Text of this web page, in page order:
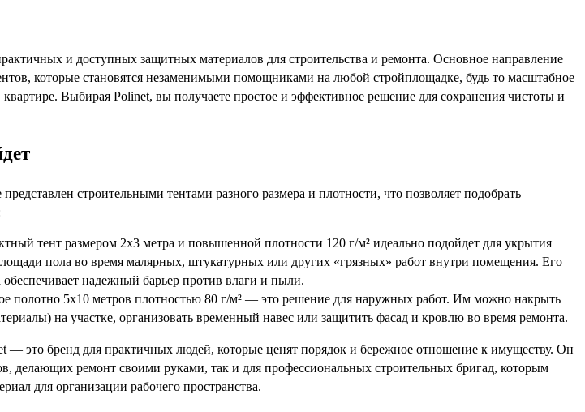
и доступных защитных материалов для строительства и ремонта. Основное направление
которые становятся незаменимыми помощниками на любой стройплощадке, будь то масштабное
Выбирая Polinet, вы получаете простое и эффективное решение для сохранения чистоты и
строительными тентами разного размера и плотности, что позволяет подобрать
тент размером 2х3 метра и повышенной плотности 120 г/м² идеально подойдет для укрытия
пола во время малярных, штукатурных или других «грязных» работ внутри помещения. Его
надежный барьер против влаги и пыли.
полотно 5х10 метров плотностью 80 г/м² — это решение для наружных работ. Им можно накрыть
на участке, организовать временный навес или защитить фасад и кровлю во время ремонта.
— это бренд для практичных людей, которые ценят порядок и бережное отношение к имуществу. Он
делающих ремонт своими руками, так и для профессиональных строительных бригад, которым
для организации рабочего пространства.